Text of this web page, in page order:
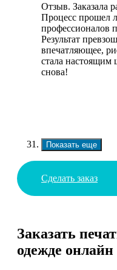
Отзыв. Заказала
Процесс прошел
профессионалов
Результат
впечатляющее,
стала настоящим
снова!
Показать еще
Сделать заказ
Заказать
одежде онлайн